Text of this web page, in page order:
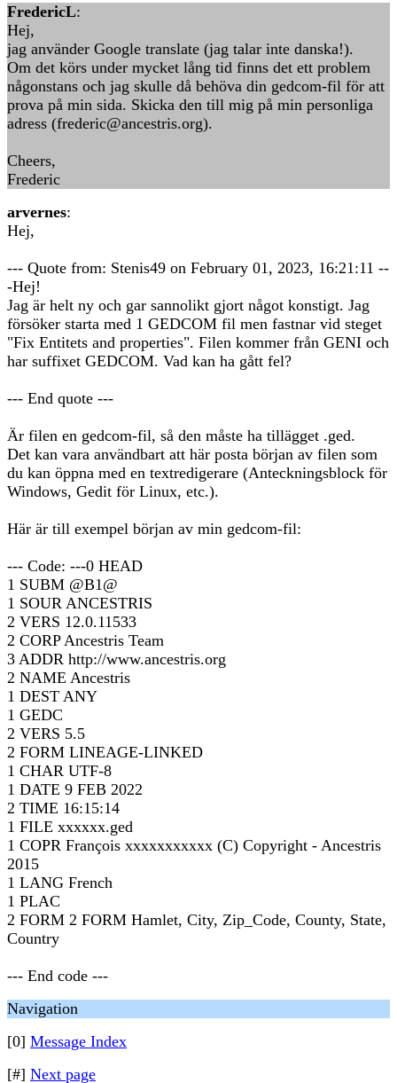
FredericL:
Hej,
jag använder Google translate (jag talar inte danska!).
Om det körs under mycket lång tid finns det ett problem
någonstans och jag skulle då behöva din gedcom-fil för att
prova på min sida. Skicka den till mig på min personliga
adress (frederic@ancestris.org).
Cheers,
Frederic
arvernes:
Hej,
--- Quote from: Stenis49 on February 01, 2023, 16:21:11 --
-Hej!
Jag är helt ny och gar sannolikt gjort något konstigt. Jag
försöker starta med 1 GEDCOM fil men fastnar vid steget
"Fix Entitets and properties". Filen kommer från GENI och
har suffixet GEDCOM. Vad kan ha gått fel?
--- End quote ---
Är filen en gedcom-fil, så den måste ha tillägget .ged.
Det kan vara användbart att här posta början av filen som
du kan öppna med en textredigerare (Anteckningsblock för
Windows, Gedit för Linux, etc.).
Här är till exempel början av min gedcom-fil:
--- Code: ---0 HEAD
1 SUBM @B1@
1 SOUR ANCESTRIS
2 VERS 12.0.11533
2 CORP Ancestris Team
3 ADDR http://www.ancestris.org
2 NAME Ancestris
1 DEST ANY
1 GEDC
2 VERS 5.5
2 FORM LINEAGE-LINKED
1 CHAR UTF-8
1 DATE 9 FEB 2022
2 TIME 16:15:14
1 FILE xxxxxx.ged
1 COPR François xxxxxxxxxxx (C) Copyright - Ancestris
2015
1 LANG French
1 PLAC
2 FORM 2 FORM Hamlet, City, Zip_Code, County, State,
Country
--- End code ---
Navigation
[0] Message Index
[#] Next page